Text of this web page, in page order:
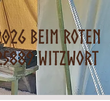
Punkte ansehen